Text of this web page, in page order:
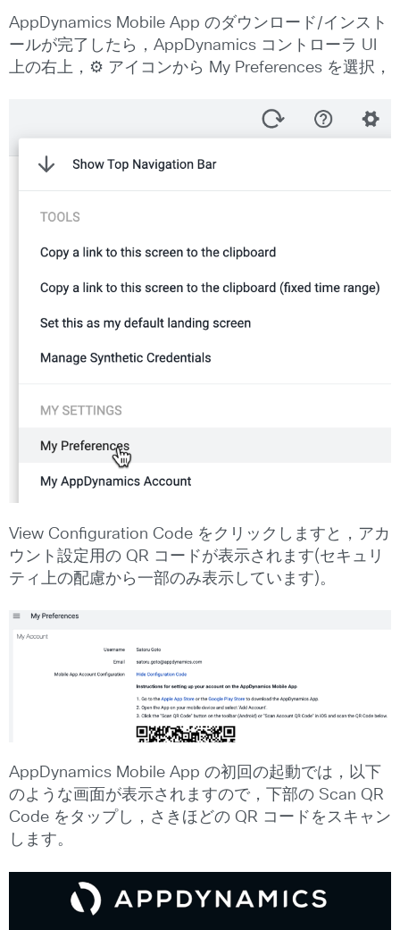
AppDynamics Mobile App のダウンロード/インスト
ールが完了したら，AppDynamics コントローラ UI
上の右上，⚙ アイコンから My Preferences を選択，
View Configuration Code をクリックしますと，アカ
ウント設定用の QR コードが表示されます(セキュリ
ティ上の配慮から一部のみ表示しています)。
AppDynamics Mobile App の初回の起動では，以下
のような画面が表示されますので，下部の Scan QR
Code をタップし，さきほどの QR コードをスキャン
します。